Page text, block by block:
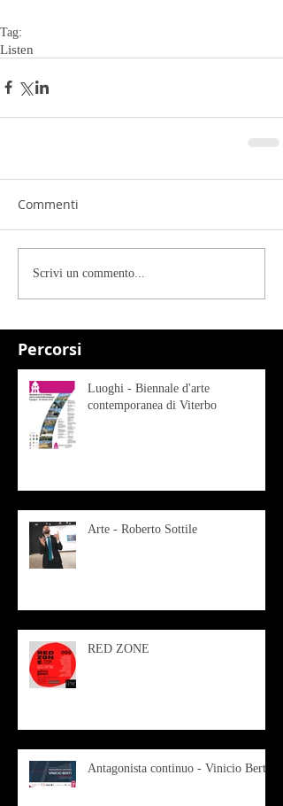
Percorsi
Tag:
Listen
Commenti
Scrivi un commento...
Luoghi - Biennale d'arte
contemporanea di Viterbo
Arte - Roberto Sottile
RED ZONE
Antagonista continuo - Vinicio Berti